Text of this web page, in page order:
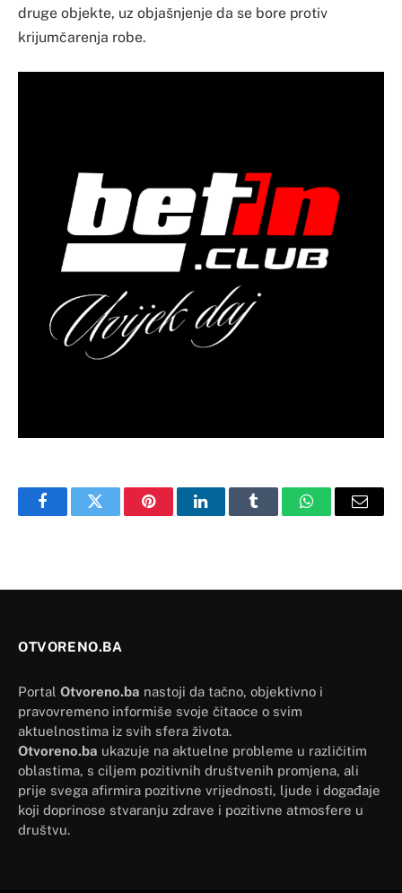
druge objekte, uz objašnjenje da se bore protiv
krijumčarenja robe.
FacebookTwitter PinterestLinkedInTumblr WhatsAppEmail
OTVORENO.BA
Portal Otvoreno.ba nastoji da tačno, objektivno i
pravovremeno informiše svoje čitaoce o svim
aktuelnostima iz svih sfera života.
Otvoreno.ba ukazuje na aktuelne probleme u različitim
oblastima, s ciljem pozitivnih društvenih promjena, ali
prije svega afirmira pozitivne vrijednosti, ljude i događaje
koji doprinose stvaranju zdrave i pozitivne atmosfere u
društvu.